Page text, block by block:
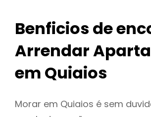
Benficios de
Arrendar
em Quiaios
Morar em Quiaios é sem